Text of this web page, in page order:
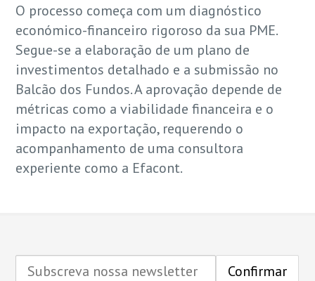
O processo começa com um diagnóstico
económico-financeiro rigoroso da sua PME.
Segue-se a elaboração de um plano de
investimentos detalhado e a submissão no
Balcão dos Fundos. A aprovação depende de
métricas como a viabilidade financeira e o
impacto na exportação, requerendo o
acompanhamento de uma consultora
experiente como a Efacont.